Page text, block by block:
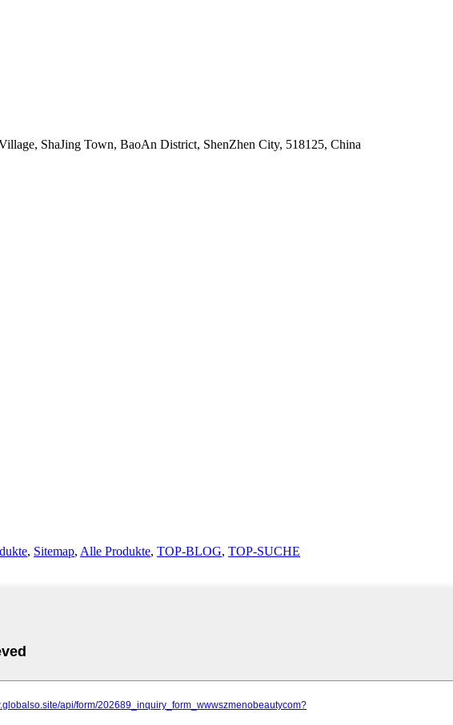
ShaJing Town, BaoAn District, ShenZhen City, 518125, China
, Sitemap, Alle Produkte, TOP-BLOG, TOP-SUCHE